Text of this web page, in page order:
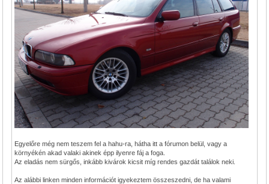
Egyelőre még nem teszem fel a hahu-ra, hátha itt a fórumon belül, vagy a
környékén akad valaki akinek épp ilyenre fáj a foga.
Az eladás nem sürgős, inkább kivárok kicsit míg rendes gazdát találok neki.
Az alábbi linken minden információt igyekeztem összeszedni, de ha valami